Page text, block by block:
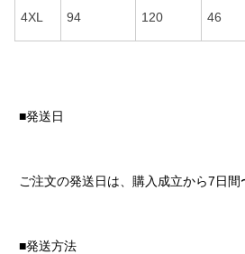
4XL 94 120 46
■発送日
ご注文の発送日は、購入成立から7日間
■発送方法